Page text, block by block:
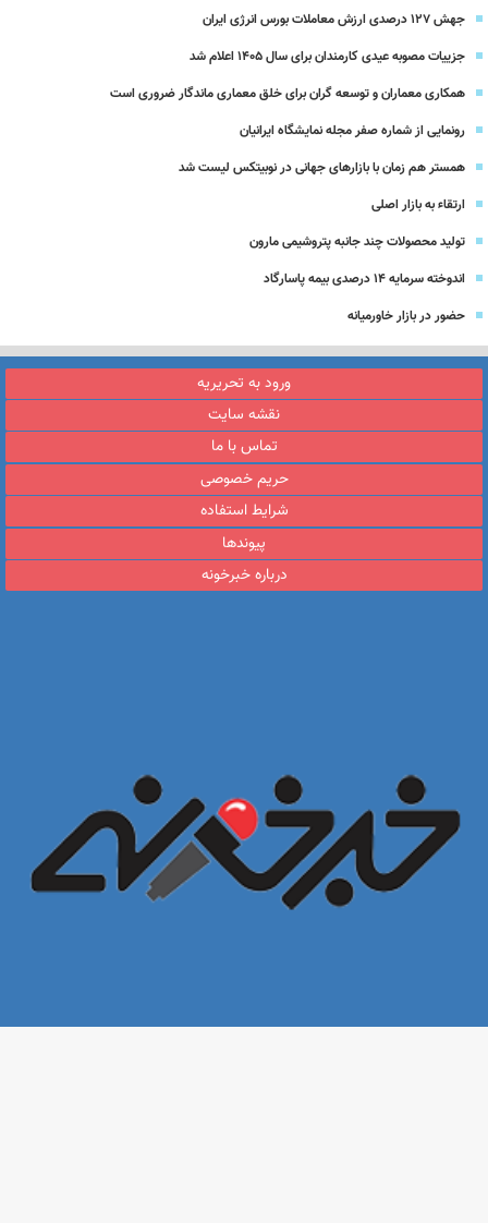
جهش ۱۲۷ درصدی ارزش معاملات بورس انرژی ایران
جزییات مصوبه عیدی کارمندان برای سال 1405 اعلام شد
همکاری معماران و توسعه گران برای خلق معماری ماندگار ضروری است
رونمایی از شماره صفر مجله نمایشگاه ایرانیان
همستر هم زمان با بازارهای جهانی در نوبیتکس لیست شد
ارتقاء به بازار اصلی
تولید محصولات چند جانبه پتروشیمی مارون
اندوخته سرمایه 14 درصدی بیمه پاسارگاد
حضور در بازار خاورمیانه
ورود به تحریریه
نقشه سایت
تماس با ما
حریم خصوصی
شرایط استفاده
پیوندها
درباره خبرخونه